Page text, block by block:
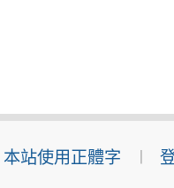
本站使用正體字